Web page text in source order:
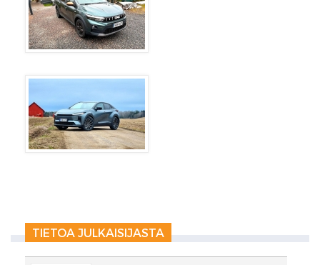
TIETOA JULKAISIJASTA